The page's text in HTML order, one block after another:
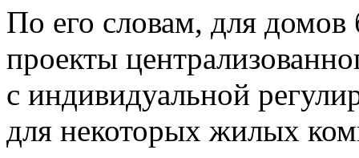
По его словам, для домов
проекты
с индивидуальной
для некоторых жилых